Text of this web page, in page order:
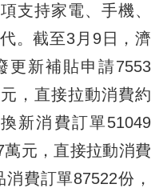
支持家電、手機、
。截至3月9日，濟
更新補貼申請7553
，直接拉動消費約
新消費訂單51049
元，直接拉動消費
費訂單87522份，